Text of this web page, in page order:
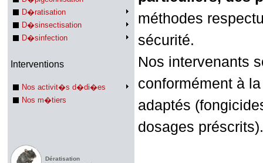
D�ratisation
D�sinsectisation
D�sinfection
Interventions
Nos activit�s d�di�es
Nos m�tiers
Dératisation
méthodes
sécurité.
Nos intervenants
conformément à
adaptés
dosages préscrits).